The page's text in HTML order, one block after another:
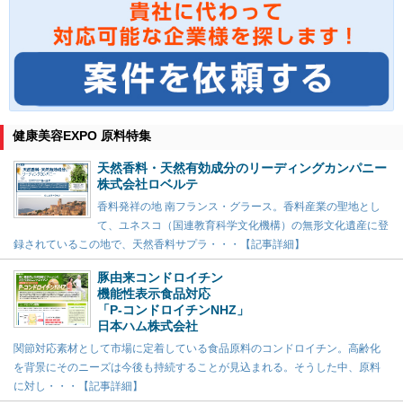
健康美容EXPO 原料特集
天然香料・天然有効成分のリーディングカンパニー
株式会社ロベルテ
香料発祥の地 南フランス・グラース。香料産業の聖地とし
て、ユネスコ（国連教育科学文化機構）の無形文化遺産に登
録されているこの地で、天然香料サプラ・・・【記事詳細】
豚由来コンドロイチン
機能性表示食品対応
「P-コンドロイチンNHZ」
日本ハム株式会社
関節対応素材として市場に定着している食品原料のコンドロイチン。高齢化
を背景にそのニーズは今後も持続することが見込まれる。そうした中、原料
に対し・・・【記事詳細】